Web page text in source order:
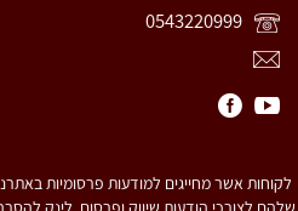
לקוחות אשר מחייגים למודעות פרסומיות